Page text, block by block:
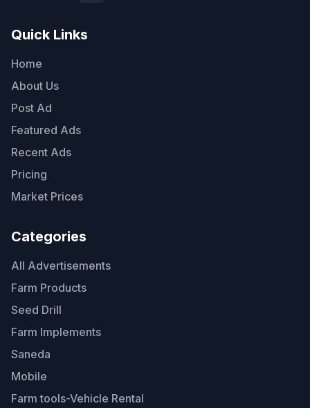
Quick Links
Home
About Us
Post Ad
Featured Ads
Recent Ads
Pricing
Market Prices
Categories
All Advertisements
Farm Products
Seed Drill
Farm Implements
Saneda
Mobile
Farm tools-Vehicle Rental